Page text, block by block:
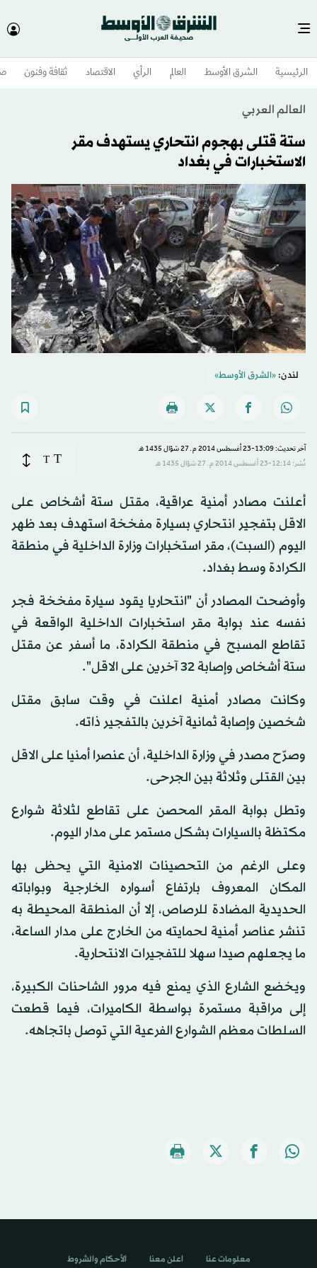
الرئيسية الشرق الأوسط​ العالم الرأي الاقتصاد ثقافة وفنون
العالم العربي
ستة قتلى بهجوم انتحاري يستهدف مقر
الاستخبارات في بغداد
لندن:«الشرق الأوسط»
آخر تحديث: 13:09-23 أغسطس 2014 م ـ 27 شوّال 1435 هـ
نُشر: 12:14-23 أغسطس 2014 م ـ 27 شوّال 1435 هـ
T
T
أعلنت مصادر أمنية عراقية، مقتل ستة أشخاص على
الاقل بتفجير انتحاري بسيارة مفخخة استهدف بعد ظهر
اليوم (السبت)، مقر استخبارات وزارة الداخلية في منطقة
الكرادة وسط بغداد.
وأوضحت المصادر أن "انتحاريا يقود سيارة مفخخة فجر
نفسه عند بوابة مقر استخبارات الداخلية الواقعة في
تقاطع المسبح في منطقة الكرادة، ما أسفر عن مقتل
ستة أشخاص وإصابة 32 آخرين على الاقل".
وكانت مصادر أمنية اعلنت في وقت سابق مقتل
شخصين وإصابة ثمانية آخرين بالتفجير ذاته.
وصرّح مصدر في وزارة الداخلية، أن عنصرا أمنيا على الاقل
بين القتلى وثلاثة بين الجرحى.
وتطل بوابة المقر المحصن على تقاطع لثلاثة شوارع
مكتظة بالسيارات بشكل مستمر على مدار اليوم.
وعلى الرغم من التحصينات الامنية التي يحظى بها
المكان المعروف بارتفاع أسواره الخارجية وبواباته
الحديدية المضادة للرصاص، إلا أن المنطقة المحيطة به
تنشر عناصر أمنية لحمايته من الخارج على مدار الساعة،
ما يجعلهم صيدا سهلا للتفجيرات الانتحارية.
ويخضع الشارع الذي يمنع فيه مرور الشاحنات الكبيرة،
إلى مراقبة مستمرة بواسطة الكاميرات، فيما قطعت
السلطات معظم الشوارع الفرعية التي توصل باتجاهه.
معلومات عنا اعلن معنا الأحكام والشروط